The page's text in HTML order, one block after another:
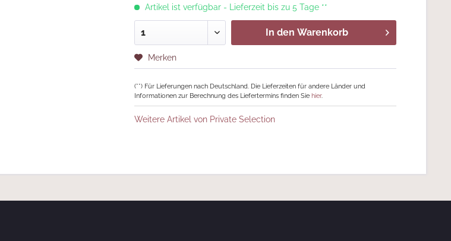
Artikel ist verfügbar - Lieferzeit bis zu 5 Tage **
In den Warenkorb
Merken
(**) Für Lieferungen nach Deutschland. Die Lieferzeiten für andere Länder und
Informationen zur Berechnung des Liefertermins finden Siehier.
Weitere Artikel von Private Selection